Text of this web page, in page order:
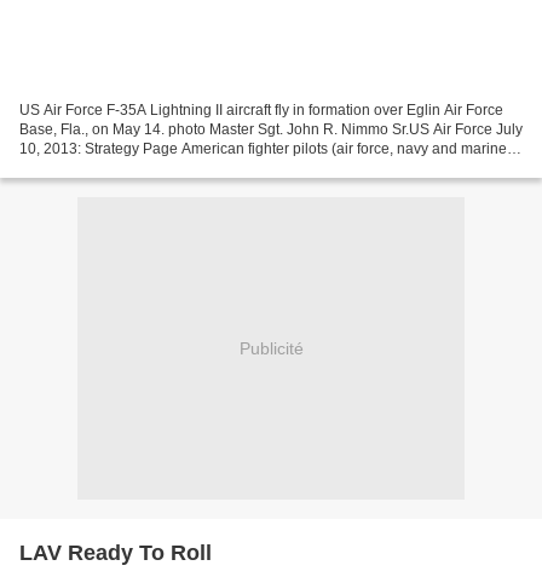
US Air Force F-35A Lightning II aircraft fly in formation over Eglin Air Force
Base, Fla., on May 14. photo Master Sgt. John R. Nimmo Sr.US Air Force July
10, 2013: Strategy Page American fighter pilots (air force, navy and marine)
Publicité
LAV Ready To Roll